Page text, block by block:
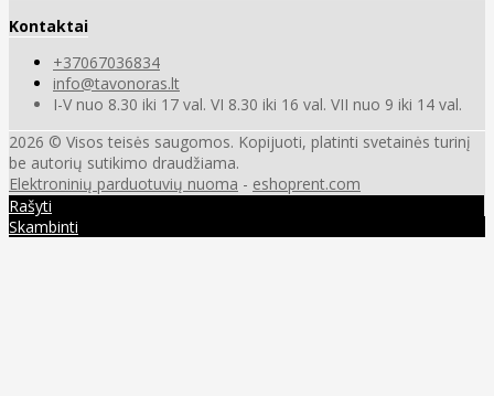
Kontaktai
+37067036834
info@tavonoras.lt
I-V nuo 8.30 iki 17 val. VI 8.30 iki 16 val. VII nuo 9 iki 14 val.
2026 © Visos teisės saugomos. Kopijuoti, platinti svetainės turinį
be autorių sutikimo draudžiama.
Elektroninių parduotuvių nuoma - eshoprent.com
Rašyti
Skambinti